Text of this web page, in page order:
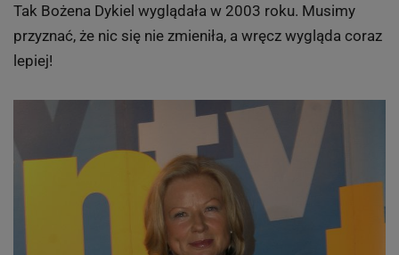
Tak Bożena Dykiel wyglądała w 2003 roku. Musimy
przyznać, że nic się nie zmieniła, a wręcz wygląda coraz
lepiej!